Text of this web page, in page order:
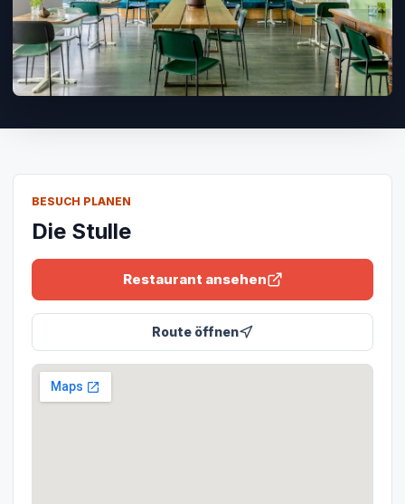
BESUCH PLANEN
Die Stulle
Restaurant ansehen
Route öffnen